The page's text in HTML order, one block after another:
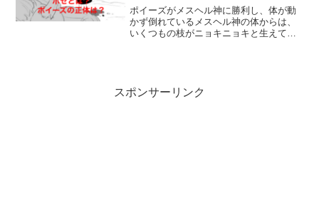
は？
ポイーズがメスヘル神に勝利し、体が動
かず倒れているメスヘル神の体からは、
いくつもの枝がニョキニョキと生えてき
スポンサーリンク